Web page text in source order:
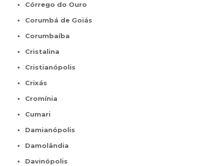
Córrego do Ouro
Corumbá de Goiás
Corumbaíba
Cristalina
Cristianópolis
Crixás
Cromínia
Cumari
Damianópolis
Damolândia
Davinópolis